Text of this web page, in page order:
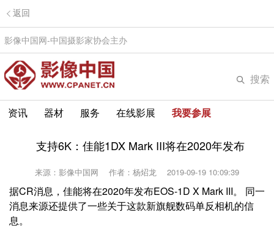
返回
影像中国网-中国摄影家协会主办
搜索
资讯 器材 服务 在线影展 我要参展
支持6K：佳能1DX Mark III将在2020年发布
来源：影像中国网 作者：杨炤龙 2019-09-19 10:09:39
据CR消息，佳能将在2020年发布EOS-1D X Mark III。 同一
消息来源还提供了一些关于这款新旗舰数码单反相机的信
息。